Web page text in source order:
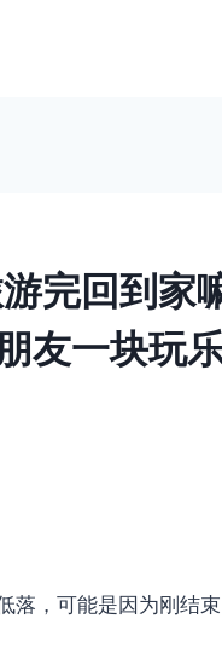
完回到家
友一块玩
，可能是因为刚结